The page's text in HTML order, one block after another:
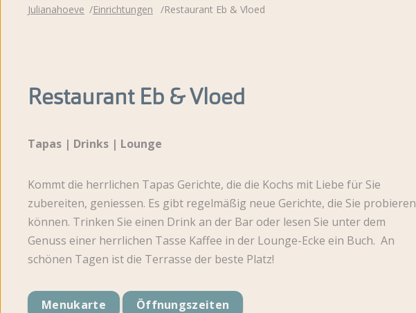
Animationsprogramm
Bewertungen
Julianahoeve Einrichtungen Restaurant Eb & Vloed
Restaurant Eb & Vloed
Tapas | Drinks | Lounge
Kommt die herrlichen Tapas Gerichte, die die Kochs mit Liebe für Sie
zubereiten, geniessen. Es gibt regelmäßig neue Gerichte, die Sie probieren
können. Trinken Sie einen Drink an der Bar oder lesen Sie unter dem
Genuss einer herrlichen Tasse Kaffee in der Lounge-Ecke ein Buch. An
schönen Tagen ist die Terrasse der beste Platz!
Menukarte Öffnungszeiten